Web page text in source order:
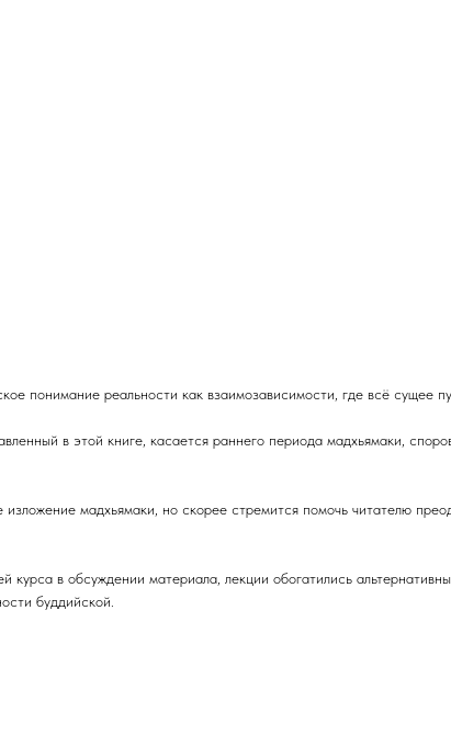
понимание реальности как взаимозависимости, где всё сущее
в этой книге, касается раннего периода мадхьямаки,
мадхьямаки, но скорее стремится помочь читателю
курса в обсуждении материала, лекции обогатились
буддийской.